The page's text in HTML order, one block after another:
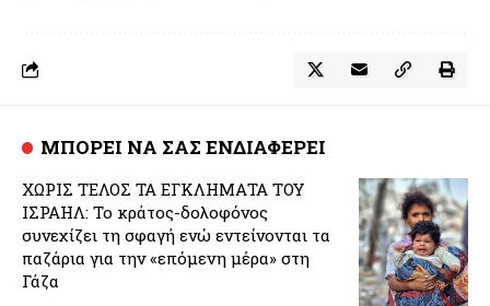
ΜΠΟΡΕΙ ΝΑ ΣΑΣ ΕΝΔΙΑΦΕΡΕΙ
ΧΩΡΙΣ ΤΕΛΟΣ ΤΑ ΕΓΚΛΗΜΑΤΑ ΤΟΥ
ΙΣΡΑΗΛ: Το κράτος-δολοφόνος
συνεχίζει τη σφαγή ενώ εντείνονται τα
παζάρια για την «επόμενη μέρα» στη
Γάζα